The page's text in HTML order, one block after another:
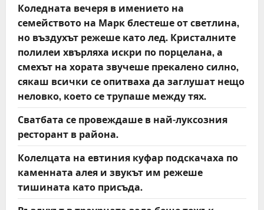
Коледната вечеря в имението на
семейството на Марк блестеше от светлина,
но въздухът режеше като лед. Кристалните
полилеи хвърляха искри по порцелана, а
смехът на хората звучеше прекалено силно,
сякаш всички се опитваха да заглушат нещо
неловко, което се трупаше между тях.
Сватбата се провеждаше в най-луксозния
ресторант в района.
Колелцата на евтиния куфар подскачаха по
каменната алея и звукът им режеше
тишината като присъда.